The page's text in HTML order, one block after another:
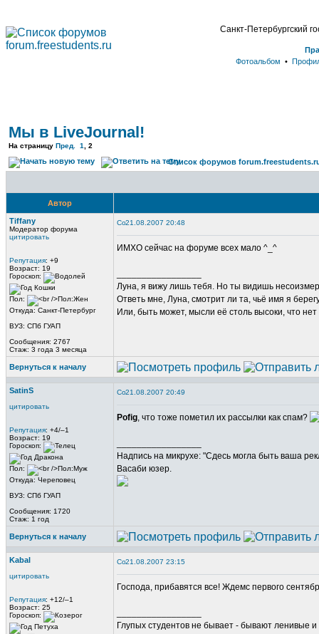
Санкт-Петербургский
Фотоальбом •
Мы в LiveJournal!
На страницу Пред. 1 2
Список форумов
Автор
Tiffany
Модератор форума
цитировать
Репутация: +9
Возраст: 19
Гороскоп:
Пол:
Откуда: Санкт-Петербург
ВУЗ: СПб ГУАП
Сообщения: 2767
Стаж: 3 года 3 месяца
21.08.2007 20:48
ИМХО сейчас на форуме всех мало ^_^
Луна, я вижу лишь тебя. Но ты видишь
Ответь мне, Луна, смотрит ли та, чьё имя я
Или, быть может, мысли её столь высоки, что
Вернуться к началу
SatinS
цитировать
Репутация: +4/–1
Возраст: 19
Гороскоп:
Пол:
Откуда: Череповец
ВУЗ: СПб ГУАП
Сообщения: 1720
Стаж: 1 год
21.08.2007 20:49
Pofig, что тоже пометил их рассылки как спам?
Надпись на микрухе: "Сдесь могла быть ваша
Васаби юзер.
Вернуться к началу
Kabal
цитировать
Репутация: +12/–1
Возраст: 25
Гороскоп:
21.08.2007 23:15
Господа, прибавятся все! Ждемс первого
Глупых студентов не бывает - бывают ленивые